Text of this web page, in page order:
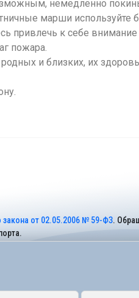
немедленно
марши используйте
привлечь к себе
пожара.
и близких, их
закона от 02.05.2006 № 59-ФЗ.